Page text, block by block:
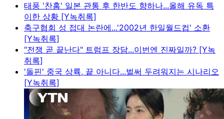
태풍 '찬홈' 일본 관통 후 한반도 향하나...올해 유독 특
이한 상황 [Y녹취록]
축구협회 성 접대 논란에...'2002년 한일월드컵' 소환
[Y녹취록]
"전쟁 곧 끝난다" 트럼프 장담...이번엔 진짜일까? [Y녹
취록]
'돌핀' 중국 상륙, 끝 아니다...벌써 두려워지는 시나리오
[Y녹취록]